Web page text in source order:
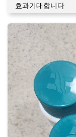
효과기대합니다